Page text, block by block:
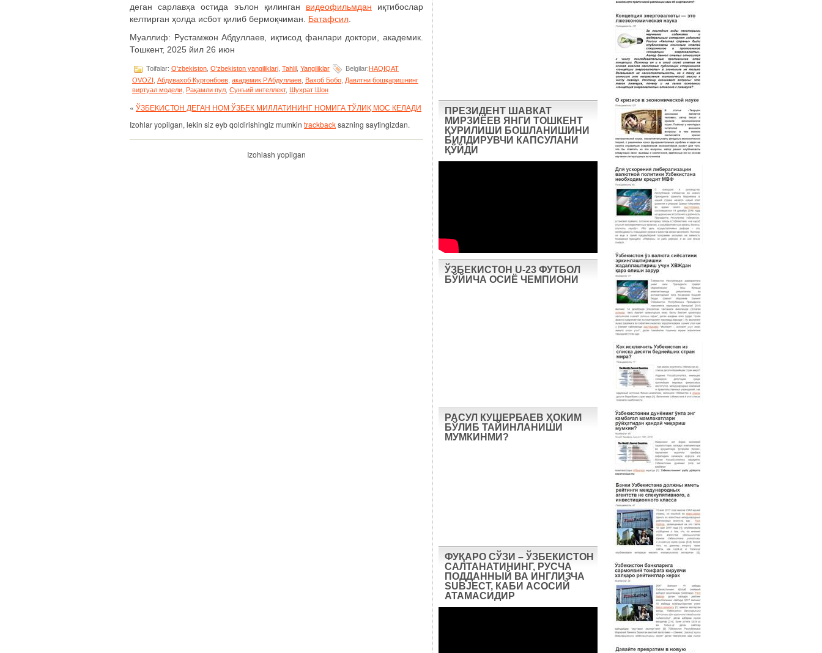
деган сарлавҳа остида эълон қилинган видеофильмдан иқтибослар
келтирган ҳолда исбот қилиб бермоқчиман. Батафсил
Муаллиф: Рустамжон Абдуллаев, иқтисод фанлари доктори, академик.
Тошкент, 2025 йил 26 июн
Toifalar: O'zbekiston O'zbekiston yangiliklari Tahlil Yangiliklar Belgilar:HAQIQAT
OVOZI Абдувахоб Кургонбоев академик Р.Абдуллаев Вахоб Бобо Давлтни бошқаришнинг
виртуал модели Рақамли пул Сунъий интеллект, Шухрат Шон
« ЎЗБЕКИСТОН ДЕГАН НОМ ЎЗБЕК МИЛЛАТИНИНГ НОМИГА ТЎЛИҚ МОС КЕЛАДИ
Izohlar yopilgan, lekin siz eyb qoldirishingiz mumkin trackbacksazning saytingizdan.
Izohlash yopilgan
ПРЕЗИДЕНТ ШАВКАТ
МИРЗИЁЕВ ЯНГИ ТОШКЕНТ
ҚУРИЛИШИ БОШЛАНИШИНИ
БИЛДИРУВЧИ КАПСУЛАНИ
ҚЎЙДИ
ЎЗБЕКИСТОН U-23 ФУТБОЛ
БЎЙИЧА ОСИЁ ЧЕМПИОНИ
РАСУЛ КУШЕРБАЕВ ҲОКИМ
БЎЛИБ ТАЙИНЛАНИШИ
МУМКИНМИ?
ФУҚАРО СЎЗИ – ЎЗБЕКИСТОН
САЛТАНАТИНИНГ, РУСЧА
ПОДДАННЫЙ ВА ИНГЛИЗЧА
SUBJECT, КАБИ АСОСИЙ
АТАМАСИДИР